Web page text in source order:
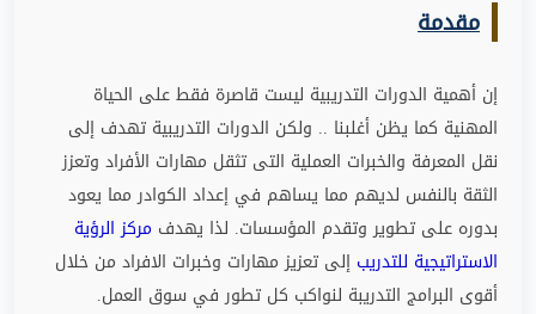
مقدمة
إن أهمية الدورات التدريبية ليست قاصرة فقط على الحياة
المهنية كما يظن أغلبنا .. ولكن الدورات التدريبية تهدف إلى
نقل المعرفة والخبرات العملية التى تثقل مهارات الأفراد وتعزز
الثقة بالنفس لديهم مما يساهم في إعداد الكوادر مما يعود
بدوره على تطوير وتقدم المؤسسات. لذا يهدف مركز الرؤية
الاستراتيجية للتدريب إلى تعزيز مهارات وخبرات الافراد من خلال
أقوى البرامج التدريبة لنواكب كل تطور في سوق العمل.